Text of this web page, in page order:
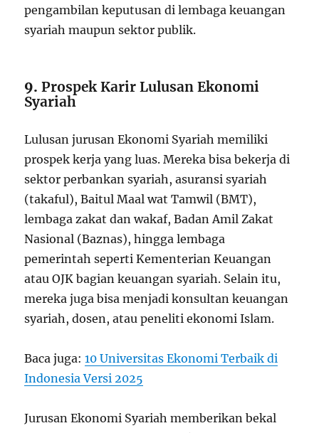
pengambilan keputusan di lembaga keuangan
syariah maupun sektor publik.
9.Prospek Karir Lulusan Ekonomi
Syariah
Lulusan jurusan Ekonomi Syariah memiliki
prospek kerja yang luas. Mereka bisa bekerja di
sektor perbankan syariah, asuransi syariah
(takaful), Baitul Maal wat Tamwil (BMT),
lembaga zakat dan wakaf, Badan Amil Zakat
Nasional (Baznas), hingga lembaga
pemerintah seperti Kementerian Keuangan
atau OJK bagian keuangan syariah. Selain itu,
mereka juga bisa menjadi konsultan keuangan
syariah, dosen, atau peneliti ekonomi Islam.
Baca juga:10 Universitas Ekonomi Terbaik di
Indonesia Versi 2025
Jurusan Ekonomi Syariah memberikan bekal